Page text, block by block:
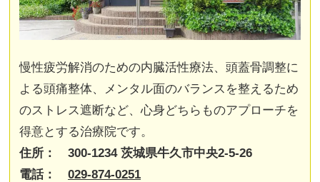
慢性疲労解消のための内臓活性療法、頭蓋骨調整に
よる頭痛整体、メンタル面のバランスを整えるため
のストレス遮断など、心身どちらものアプローチを
得意とする治療院です。
住所： 300-1234 茨城県牛久市中央2-5-26
電話：029-874-0251